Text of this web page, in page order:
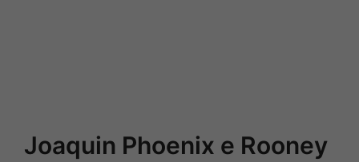
Joaquin Phoenix e Rooney